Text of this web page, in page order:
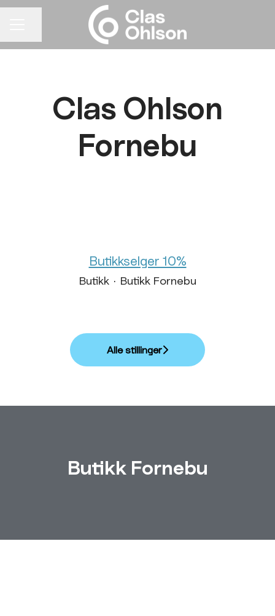
Clas Ohlson
Fornebu
Butikkselger 10%
Butikk · Butikk Fornebu
Alle stillinger
Butikk Fornebu